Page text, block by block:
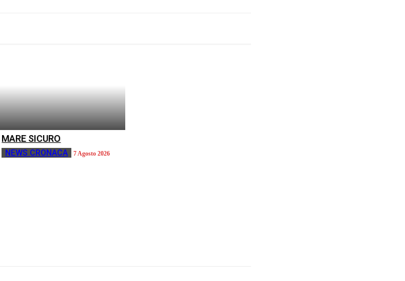
MARE SICURO
NEWS CRONACA 7 Agosto 2026